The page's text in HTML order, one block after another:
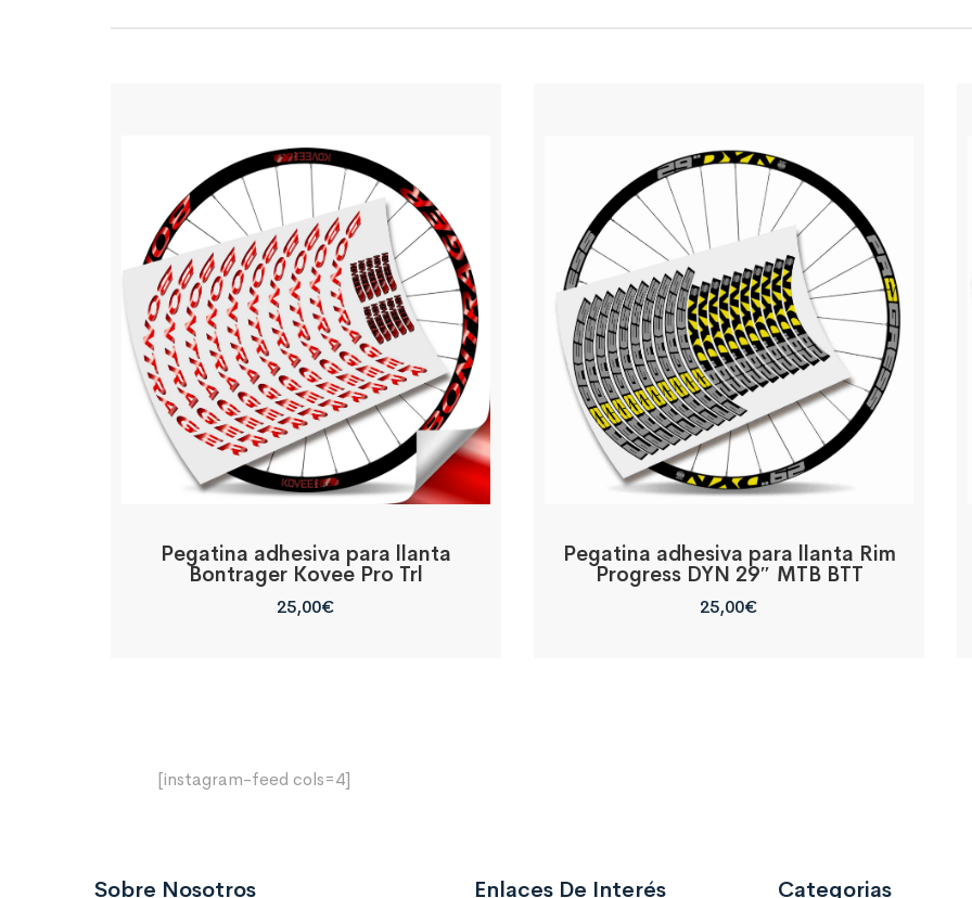
Pegatina adhesiva para llanta
Bontrager Kovee Pro Trl
25,00€
Pegatina adhesiva para llanta Rim
Progress DYN 29″ MTB BTT
25,00€
[instagram-feed cols=4]
Sobre Nosotros Enlaces De Interés Categorias